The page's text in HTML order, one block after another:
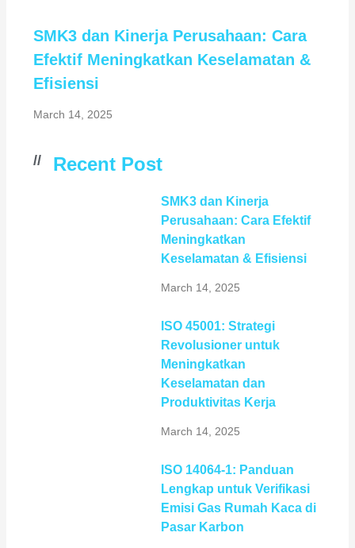
SMK3 dan Kinerja Perusahaan: Cara
Efektif Meningkatkan Keselamatan &
Efisiensi
March 14, 2025
// Recent Post
SMK3 dan Kinerja
Perusahaan: Cara Efektif
Meningkatkan
Keselamatan & Efisiensi
March 14, 2025
ISO 45001: Strategi
Revolusioner untuk
Meningkatkan
Keselamatan dan
Produktivitas Kerja
March 14, 2025
ISO 14064-1: Panduan
Lengkap untuk Verifikasi
Emisi Gas Rumah Kaca di
Pasar Karbon